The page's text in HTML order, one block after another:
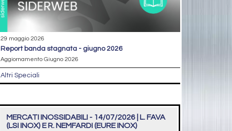
29 maggio 2026
report banda stagnata - giugno 2026
Aggiornamento Giugno 2026
Altri Speciali
MERCATI INOSSIDABILI - 14/07/2026 | L. FAVA
(LSI INOX) E R. NEMFARDI (EURE INOX)